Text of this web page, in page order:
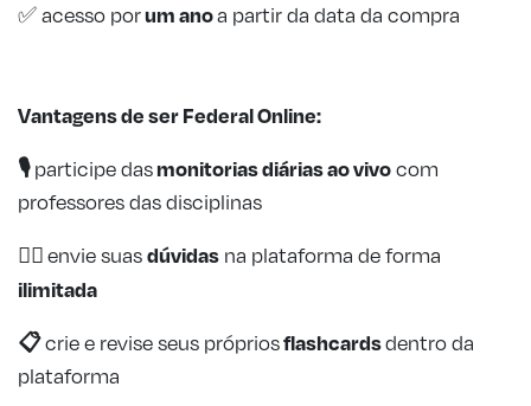
✅ acesso porum anoa partir da data da compra
Vantagens de ser Federal Online:
🎙️participe dasmonitorias diáriasao vivocom
professores das disciplinas
🙋‍♂️envie suasdúvidas na plataforma de forma
ilimitada
📋crie e revise seus própriosflashcardsdentro da
plataforma